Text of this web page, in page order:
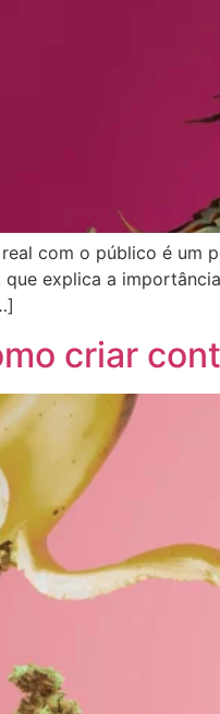
com o público é um
explica a
criar